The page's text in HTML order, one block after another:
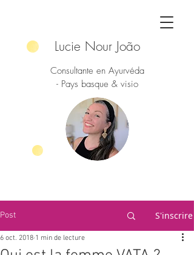
Lucie Nour João
Consultante en Ayurvéda
- Pays basque & visio
Post S'inscrire
6 oct. 2018 1 min de lecture